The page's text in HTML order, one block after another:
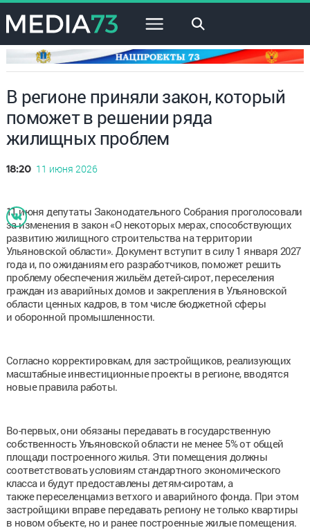
×
В регионе приняли закон, который
поможет в решении ряда
жилищных проблем
18:20 11 июня 2026
11 июня депутаты Законодательного Собрания проголосовали
за изменения в закон «О некоторых мерах, способствующих
развитию жилищного строительства на территории
Ульяновской области». Документ вступит в силу 1 января 2027
года и, по ожиданиям его разработчиков, поможет решить
проблему обеспечения жильём детей-сирот, переселения
граждан из аварийных домов и закрепления в Ульяновской
области ценных кадров, в том числе бюджетной сферы
и оборонной промышленности.
Согласно корректировкам, для застройщиков, реализующих
масштабные инвестиционные проекты в регионе, вводятся
новые правила работы.
Во-первых, они обязаны передавать в государственную
собственность Ульяновской области не менее 5% от общей
площади построенного жилья. Эти помещения должны
соответствовать условиям стандартного экономического
класса и будут предоставлены детям-сиротам, а
также переселенцамиз ветхого и аварийного фонда. При этом
застройщики вправе передавать региону не только квартиры
в новом объекте, но и ранее построенные жилые помещения.